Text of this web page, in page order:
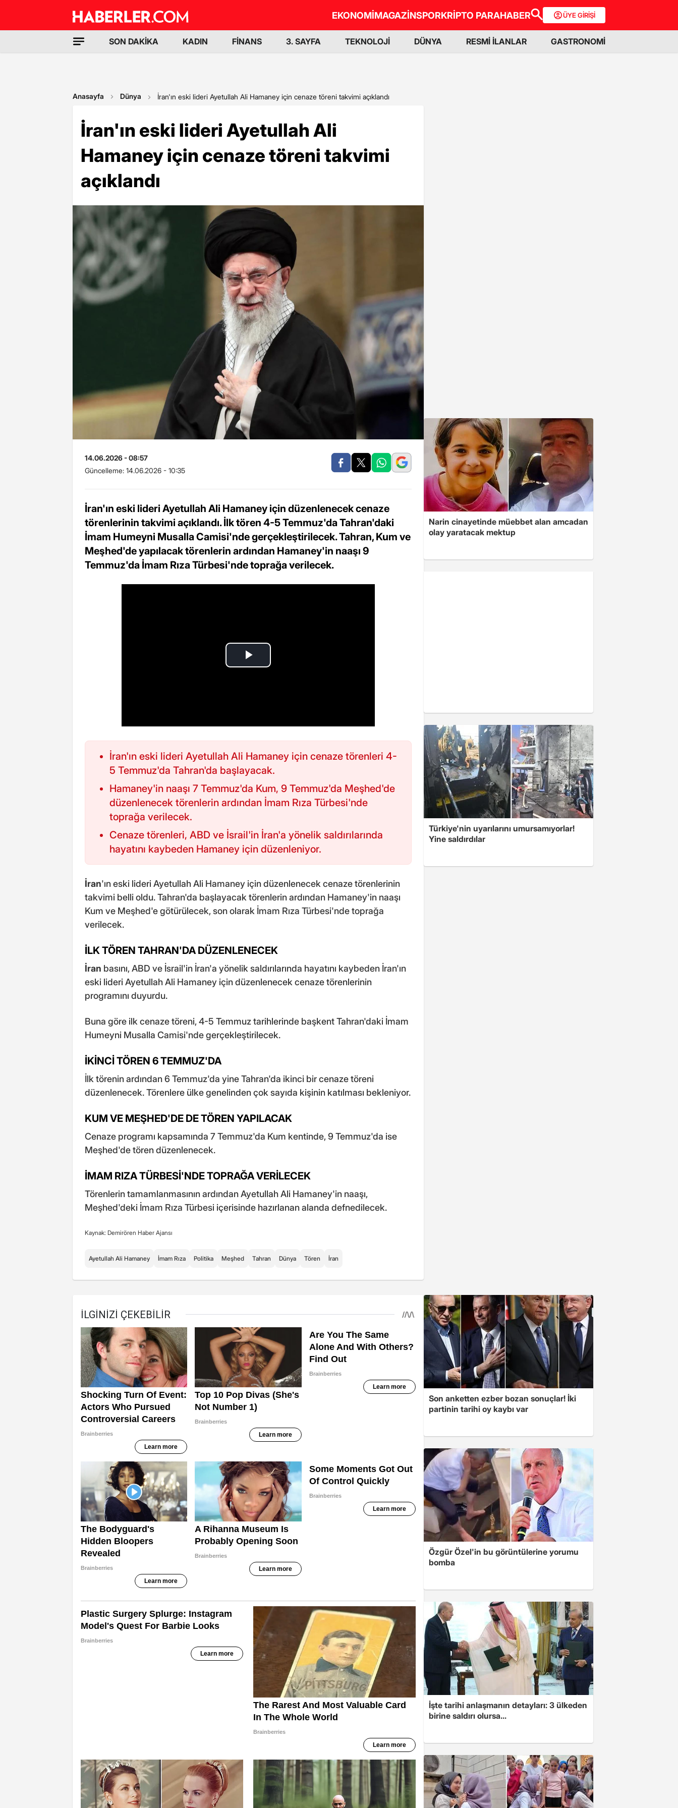
EKONOMİMAGAZİNSPORKRİPTO PARAHABER ÜYE GİRİŞİ
SON DAKİKA KADIN FİNANS 3. SAYFA TEKNOLOJİ DÜNYA RESMİ İLANLAR GASTRONOMİ
Anasayfa Dünya İran'ın eski lideri Ayetullah Ali Hamaney için cenaze töreni takvimi açıklandı
İran'ın eski lideri Ayetullah Ali
Hamaney için cenaze töreni takvimi
açıklandı
14.06.2026 - 08:57
Güncelleme: 14.06.2026 - 10:35
İran'ın eski lideri Ayetullah Ali Hamaney için düzenlenecek cenaze
törenlerinin takvimi açıklandı. İlk tören 4-5 Temmuz'da Tahran'daki
İmam Humeyni Musalla Camisi'nde gerçekleştirilecek. Tahran, Kum ve
Meşhed'de yapılacak törenlerin ardından Hamaney'in naaşı 9
Temmuz'da İmam Rıza Türbesi'nde toprağa verilecek.
İran'ın eski lideri Ayetullah Ali Hamaney için cenaze törenleri 4-
5 Temmuz'da Tahran'da başlayacak.
Hamaney'in naaşı 7 Temmuz'da Kum, 9 Temmuz'da Meşhed'de
düzenlenecek törenlerin ardından İmam Rıza Türbesi'nde
toprağa verilecek.
Cenaze törenleri, ABD ve İsrail'in İran'a yönelik saldırılarında
hayatını kaybeden Hamaney için düzenleniyor.
İran'ın eski lideri Ayetullah Ali Hamaney için düzenlenecek cenaze törenlerinin
takvimi belli oldu. Tahran'da başlayacak törenlerin ardından Hamaney'in naaşı
Kum ve Meşhed'e götürülecek, son olarak İmam Rıza Türbesi'nde toprağa
verilecek.
İLK TÖREN TAHRAN'DA DÜZENLENECEK
İran basını, ABD ve İsrail'in İran'a yönelik saldırılarında hayatını kaybeden İran'ın
eski lideri Ayetullah Ali Hamaney için düzenlenecek cenaze törenlerinin
programını duyurdu.
Buna göre ilk cenaze töreni, 4-5 Temmuz tarihlerinde başkent Tahran'daki İmam
Humeyni Musalla Camisi'nde gerçekleştirilecek.
İKİNCİ TÖREN 6 TEMMUZ'DA
İlk törenin ardından 6 Temmuz'da yine Tahran'da ikinci bir cenaze töreni
düzenlenecek. Törenlere ülke genelinden çok sayıda kişinin katılması bekleniyor.
KUM VE MEŞHED'DE DE TÖREN YAPILACAK
Cenaze programı kapsamında 7 Temmuz'da Kum kentinde, 9 Temmuz'da ise
Meşhed'de tören düzenlenecek.
İMAM RIZA TÜRBESİ'NDE TOPRAĞA VERİLECEK
Törenlerin tamamlanmasının ardından Ayetullah Ali Hamaney'in naaşı,
Meşhed'deki İmam Rıza Türbesi içerisinde hazırlanan alanda defnedilecek.
Kaynak: Demirören Haber Ajansı
Ayetullah Ali Hamaney İmam Rıza Politika Meşhed Tahran Dünya Tören İran
Narin cinayetinde müebbet alan amcadan
olay yaratacak mektup
Türkiye'nin uyarılarını umursamıyorlar!
Yine saldırdılar
Son anketten ezber bozan sonuçlar! İki
partinin tarihi oy kaybı var
Özgür Özel'in bu görüntülerine yorumu
bomba
İşte tarihi anlaşmanın detayları: 3 ülkeden
birine saldırı olursa...